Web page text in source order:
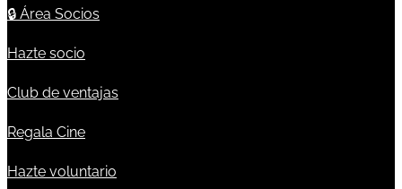
🔒 Área Socios
Hazte socio
Club de ventajas
Regala Cine
Hazte voluntario